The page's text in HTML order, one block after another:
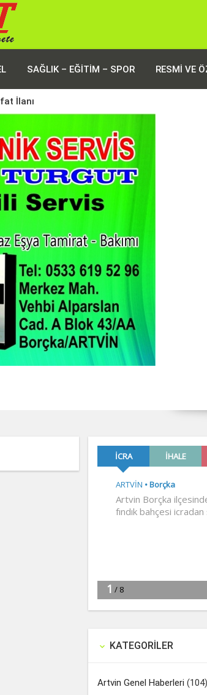
SAĞLIK – EĞITIM – SPOR RESMI VE
İlanı
 KATEGORILER
Artvin Genel Haberleri (104)